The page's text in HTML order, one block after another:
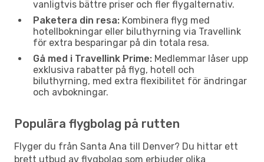
vanligtvis bättre priser och fler flygalternativ.
Paketera din resa: Kombinera flyg med
hotellbokningar eller biluthyrning via Travellink
för extra besparingar på din totala resa.
Gå med i Travellink Prime: Medlemmar låser upp
exklusiva rabatter på flyg, hotell och
biluthyrning, med extra flexibilitet för ändringar
och avbokningar.
Populära flygbolag på rutten
Flyger du från Santa Ana till Denver? Du hittar ett
brett utbud av flygbolag som erbjuder olika